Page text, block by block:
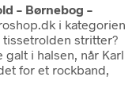
– Børnebog –
i kategorien
tissetrolden stritter?
galt i halsen, når Karl
for et rockband,